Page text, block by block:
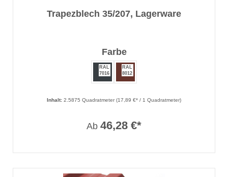
Trapezblech 35/207, Lagerware
Farbeauswählen
RAL
7016
RAL
8012
Inhalt: 2.5875 Quadratmeter (17,89 €* / 1 Quadratmeter)
Ab 46,28 €*